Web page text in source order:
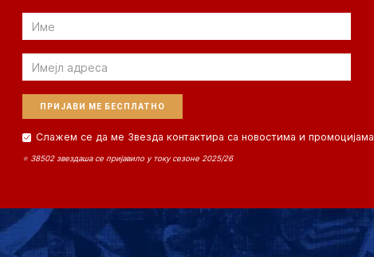
Email
Email
Слажем се да ме Звезда контактира са новостима и промоцијама
⭐ 38502 звездаша се пријавило у току сезоне 2025/26